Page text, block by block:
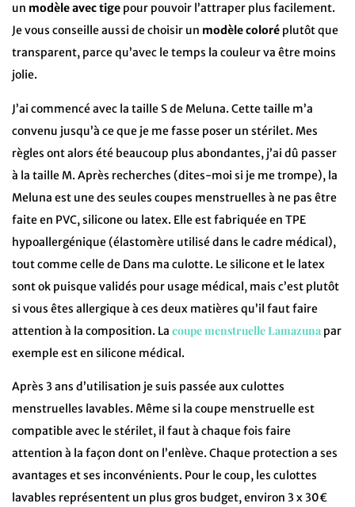
un modèle avec tige pour pouvoir l’attraper plus facilement.
Je vous conseille aussi de choisir un modèle coloré plutôt que
transparent, parce qu’avec le temps la couleur va être moins
jolie.
J’ai commencé avec la taille S de Meluna. Cette taille m’a
convenu jusqu’à ce que je me fasse poser un stérilet. Mes
règles ont alors été beaucoup plus abondantes, j’ai dû passer
à la taille M. Après recherches (dites-moi si je me trompe), la
Meluna est une des seules coupes menstruelles à ne pas être
faite en PVC, silicone ou latex. Elle est fabriquée en TPE
hypoallergénique (élastomère utilisé dans le cadre médical),
tout comme celle de Dans ma culotte. Le silicone et le latex
sont ok puisque validés pour usage médical, mais c’est plutôt
si vous êtes allergique à ces deux matières qu’il faut faire
attention à la composition. La coupe menstruelle Lamazuna par
exemple est en silicone médical.
Après 3 ans d’utilisation je suis passée aux culottes
menstruelles lavables. Même si la coupe menstruelle est
compatible avec le stérilet, il faut à chaque fois faire
attention à la façon dont on l’enlève. Chaque protection a ses
avantages et ses inconvénients. Pour le coup, les culottes
lavables représentent un plus gros budget, environ 3 x 30€